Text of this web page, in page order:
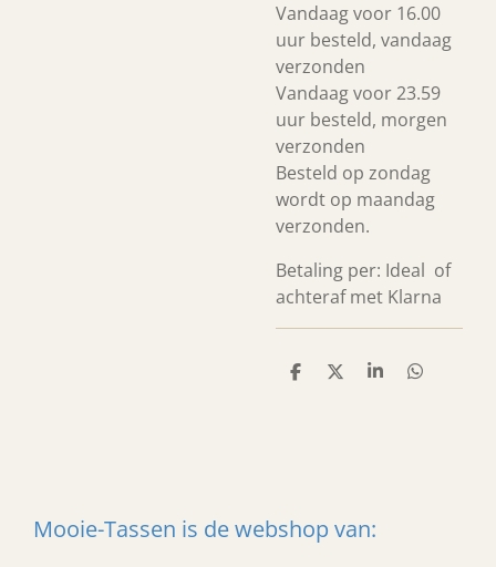
Vandaag voor 16.00
uur besteld, vandaag
verzonden
Vandaag voor 23.59
uur besteld, morgen
verzonden
Besteld op zondag
wordt op maandag
verzonden.
Betaling per: Ideal of
achteraf met Klarna
D
D
S
D
Mooie-Tassen is de webshop van: